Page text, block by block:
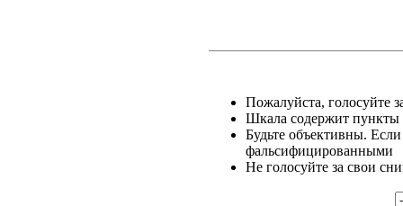
Пожалуйста, голосуйте
Шкала содержит пункты
Будьте объективны.
фальсифицированными
Не голосуйте за свои